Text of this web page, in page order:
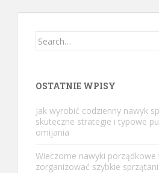
Search
OSTATNIE WPISY
Jak wyrobić codzienny nawyk
skuteczne strategie i typowe
omijania
Wieczorne nawyki
zorganizować szybkie